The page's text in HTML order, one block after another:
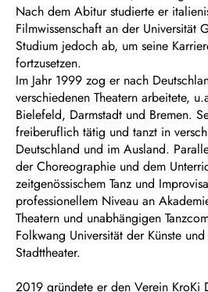
Nach dem Abitur studierte er
Filmwissenschaft an der Universität
Studium jedoch ab, um seine
fortzusetzen.
Im Jahr 1999 zog er nach
verschiedenen Theatern arbeitete,
Bielefeld, Darmstadt und Bremen.
freiberuflich tätig und tanzt in
Deutschland und im Ausland.
der Choreographie und dem
zeitgenössischem Tanz und
professionellem Niveau an
Theatern und unabhängigen
Folkwang Universität der Künste
Stadttheater.
2019 gründete er den Verein KroKi